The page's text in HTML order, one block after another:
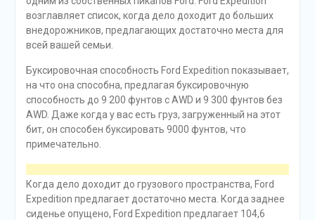
возглавляет список, когда дело доходит до больших
внедорожников, предлагающих достаточно места для
всей вашей семьи.
Буксировочная способность Ford Expedition показывает,
на что она способна, предлагая буксировочную
способность до 9 200 фунтов с AWD и 9 300 фунтов без
AWD. Даже когда у вас есть груз, загруженный на этот
бит, он способен буксировать 9000 фунтов, что
примечательно.
Когда дело доходит до грузового пространства, Ford
Expedition предлагает достаточно места. Когда заднее
сиденье опущено, Ford Expedition предлагает 104,6